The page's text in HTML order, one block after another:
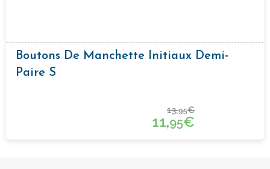
Boutons De Manchette Initiaux Demi-
Paire S
13,95€
11,95€